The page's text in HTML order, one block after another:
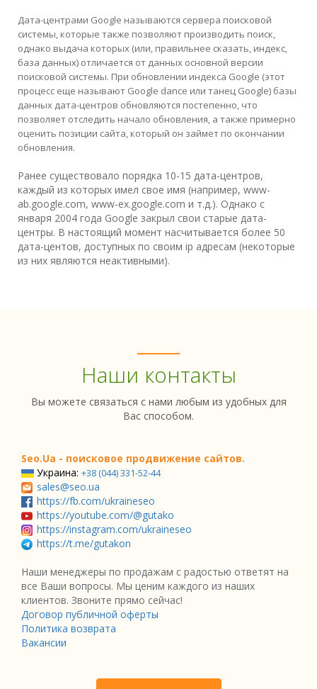
Дата-центрами Google называются сервера поисковой
системы, которые также позволяют производить поиск,
однако выдача которых (или, правильнее сказать, индекс,
база данных) отличается от данных основной версии
поисковой системы. При обновлении индекса Google (этот
процесс еще называют Google dance или танец Google) базы
данных дата-центров обновляются постепенно, что
позволяет отследить начало обновления, а также примерно
оценить позиции сайта, который он займет по окончании
обновления.
Ранее существовало порядка 10-15 дата-центров,
каждый из которых имел свое имя (например, www-
ab.google.com, www-ex.google.com и т.д.). Однако с
января 2004 года Google закрыл свои старые дата-
центры. В настоящий момент насчитывается более 50
дата-центов, доступных по своим ip адресам (некоторые
из них являются неактивными).
Наши контакты
Вы можете связаться с нами любым из удобных для
Вас способом.
Seo.Ua - поисковое продвижение сайтов.
Украина: +38 (044) 331-52-44
sales@seo.ua
https://fb.com/ukraineseo
https://youtube.com/@gutako
https://instagram.com/ukraineseo
https://t.me/gutakon
Наши менеджеры по продажам с радостью ответят на
все Ваши вопросы. Мы ценим каждого из наших
клиентов. Звоните прямо сейчас!
Договор публичной оферты
Политика возврата
Вакансии